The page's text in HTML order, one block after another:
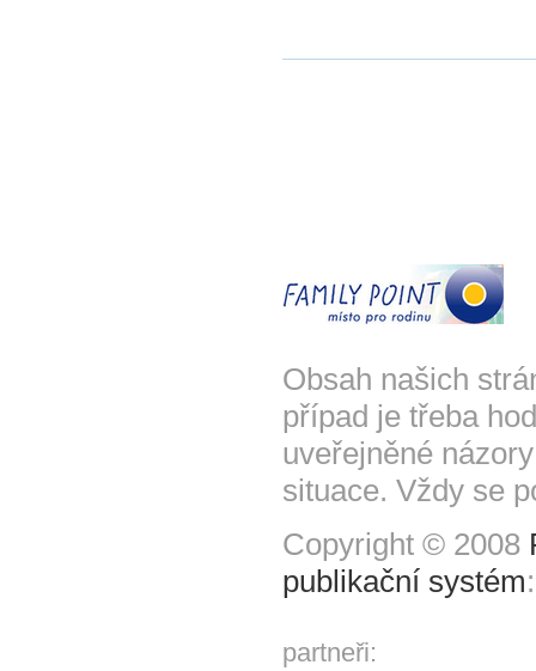
Obsah našich
případ je třeba
uveřejněné
situace. Vždy se
Copyright © 2008
publikační systém
partneři: